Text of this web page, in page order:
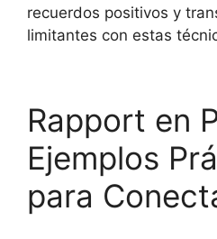
recuerdos positivos y
limitantes con estas
Rapport en
Ejemplos
para